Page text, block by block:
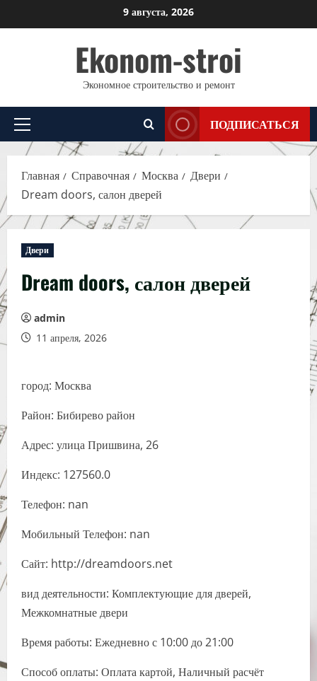
к
9 августа, 2026
Ekonom-stroi
Экономное строительство и ремонт
Основное
меню
ПОДПИСАТЬСЯ
Главная Справочная Москва
Двери
Dream doors, салон дверей
Двери
Dream doors, салон дверей
admin
11 апреля, 2026
город: Москва
Район: Бибирево район
Адрес: улица Пришвина, 26
Индекс: 127560.0
Телефон: nan
Мобильный Телефон: nan
Сайт: http://dreamdoors.net
вид деятельности: Комплектующие для дверей,
Межкомнатные двери
Время работы: Ежедневно с 10:00 до 21:00
Способ оплаты: Оплата картой, Наличный расчёт